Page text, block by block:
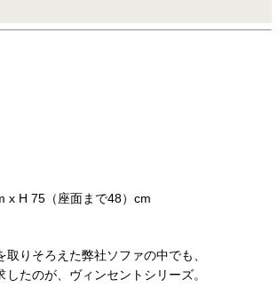
x H 75（座面まで48）cm
りそろえた弊社ソファの中でも、
したのが、ヴィンセントシリーズ。